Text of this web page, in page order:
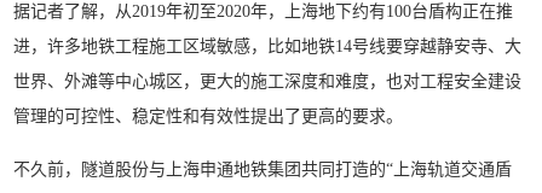
据记者了解，从2019年初至2020年，上海地下约有100台盾构正在推
进，许多地铁工程施工区域敏感，比如地铁14号线要穿越静安寺、大
世界、外滩等中心城区，更大的施工深度和难度，也对工程安全建设
管理的可控性、稳定性和有效性提出了更高的要求。
不久前，隧道股份与上海申通地铁集团共同打造的“上海轨道交通盾